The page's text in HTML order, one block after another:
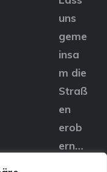
uns
geme
insa
m die
Straß
en
erob
ern…